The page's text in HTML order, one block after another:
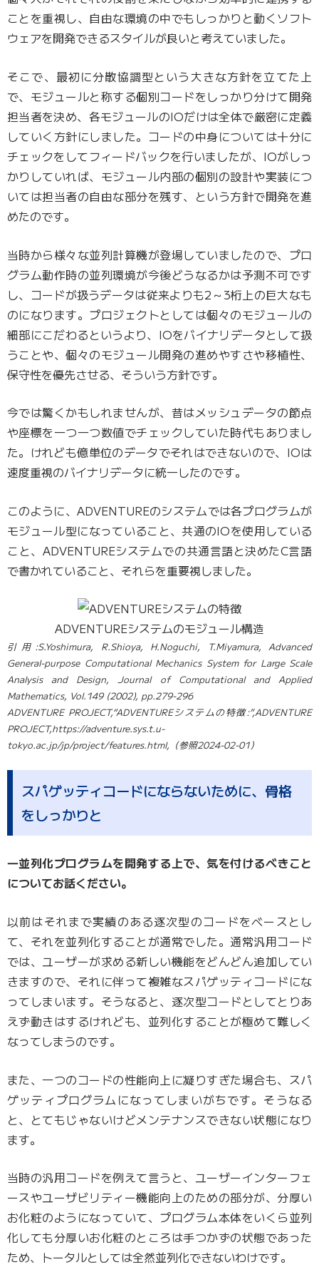
ことを重視し、自由な環境の中でもしっかりと動くソフト
ウェアを開発できるスタイルが良いと考えていました。
そこで、最初に分散協調型という大きな方針を立てた上
で、モジュールと称する個別コードをしっかり分けて開発
担当者を決め、各モジュールのIOだけは全体で厳密に定義
していく方針にしました。コードの中身については十分に
チェックをしてフィードバックを行いましたが、IOがしっ
かりしていれば、モジュール内部の個別の設計や実装につ
いては担当者の自由な部分を残す、という方針で開発を進
めたのです。
当時から様々な並列計算機が登場していましたので、プロ
グラム動作時の並列環境が今後どうなるかは予測不可です
し、コードが扱うデータは従来よりも2～3桁上の巨大なも
のになります。プロジェクトとしては個々のモジュールの
細部にこだわるというより、IOをバイナリデータとして扱
うことや、個々のモジュール開発の進めやすさや移植性、
保守性を優先させる、そういう方針です。
今では驚くかもしれませんが、昔はメッシュデータの節点
や座標を一つ一つ数値でチェックしていた時代もありまし
た。けれども億単位のデータでそれはできないので、IOは
速度重視のバイナリデータに統一したのです。
このように、ADVENTUREのシステムでは各プログラムが
モジュール型になっていること、共通のIOを使用している
こと、ADVENTUREシステムでの共通言語と決めたC言語
で書かれていること、それらを重要視しました。
ADVENTUREシステムのモジュール構造
引用:S.Yoshimura, R.Shioya, H.Noguchi, T.Miyamura, Advanced
General-purpose Computational Mechanics System for Large Scale
Analysis and Design, Journal of Computational and Applied
Mathematics, Vol.149 (2002), pp.279-296
ADVENTURE PROJECT,“ADVENTUREシステムの特徴:”,ADVENTURE
PROJECT,https://adventure.sys.t.u-
tokyo.ac.jp/jp/project/features.html,（参照2024-02-01）
スパゲッティコードにならないために、骨格
をしっかりと
―並列化プログラムを開発する上で、気を付けるべきこと
についてお話ください。
以前はそれまで実績のある逐次型のコードをベースとし
て、それを並列化することが通常でした。通常汎用コード
では、ユーザーが求める新しい機能をどんどん追加してい
きますので、それに伴って複雑なスパゲッティコードにな
ってしまいます。そうなると、逐次型コードとしてとりあ
えず動きはするけれども、並列化することが極めて難しく
なってしまうのです。
また、一つのコードの性能向上に凝りすぎた場合も、スパ
ゲッティプログラムになってしまいがちです。そうなる
と、とてもじゃないけどメンテナンスできない状態になり
ます。
当時の汎用コードを例えて言うと、ユーザーインターフェ
ースやユーザビリティー機能向上のための部分が、分厚い
お化粧のようになっていて、プログラム本体をいくら並列
化しても分厚いお化粧のところは手つかずの状態であった
ため、トータルとしては全然並列化できないわけです。